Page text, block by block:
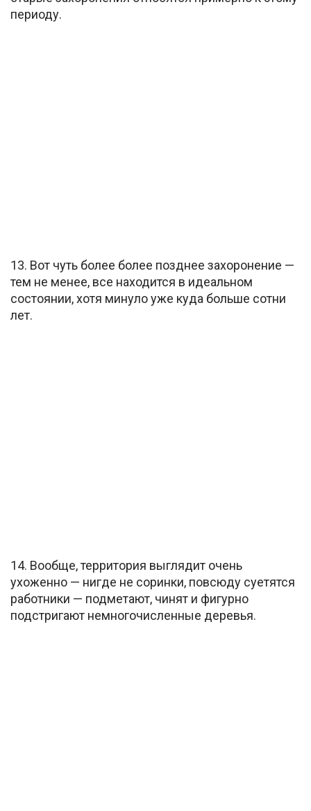
периоду.
13. Вот чуть более более позднее захоронение —
тем не менее, все находится в идеальном
состоянии, хотя минуло уже куда больше сотни
лет.
14. Вообще, территория выглядит очень
ухоженно — нигде не соринки, повсюду суетятся
работники — подметают, чинят и фигурно
подстригают немногочисленные деревья.